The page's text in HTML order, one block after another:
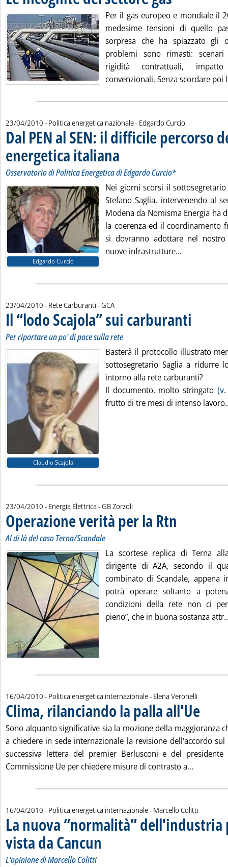
Per il gas europeo e mondiale il
medesime tensioni di quello
sorpresa che ha spiazzato gli
problemi sono rimasti:
rigidità contrattuali,
convenzionali. Senza scordare poi
23/04/2010 - Politica energetica nazionale - di:
Edgardo Curcio
Dal PEN al SEN: il difficile percorso
energetica italiana . Sottotitolo: Osservatorio di Politica
. Pubblicata venerdì 23 aprile 2010 alle
Osservatorio di Politica Energetica di Edgardo Curcio*
Edgardo Curcio
Nei giorni scorsi il
Stefano Saglia, intervenendo al
Modena da Nomisma Energia ha
la coerenza ed il coordinamento
si dovranno adottare nel
nuove infrastrutture...
23/04/2010 - Rete Carburanti -di:
GCA
Il “lodo Scajola” sui carburanti
Per riportare un po' di pace sulla rete
Claudio Scajola
Basterà il protocollo illustrato
sottosegretario Saglia a ridurre
intorno alla rete carburanti?
Il documento, molto stringato
frutto di tre mesi di intenso
23/04/2010 - Energia Elettrica -di:
GB Zorzoli
Operazione verità per la Rtn
Al di là del caso Terna/Scandale
La scortese replica di Terna
dirigente di A2A, secondo il
combinato di Scandale, appena
potrà operare soltanto a
condizioni della rete non ci
pieno”, che in buona sostanza
16/04/2010 - Politica energetica internazionale - di:
Elena Veronelli
Clima, rilanciando la palla all'Ue
Sono alquanto significative sia la mozione della maggioranza
a chiedere in sede internazionale la revisione dell'accordo
successiva lettera del premier Berlusconi e del presidente
Commissione Ue per chiedere misure di contrasto a...
16/04/2010 - Politica energetica internazionale - di:
Marcello Colitti
La nuova “normalità”
vista da Cancun
L'opinione di Marcello Colitti